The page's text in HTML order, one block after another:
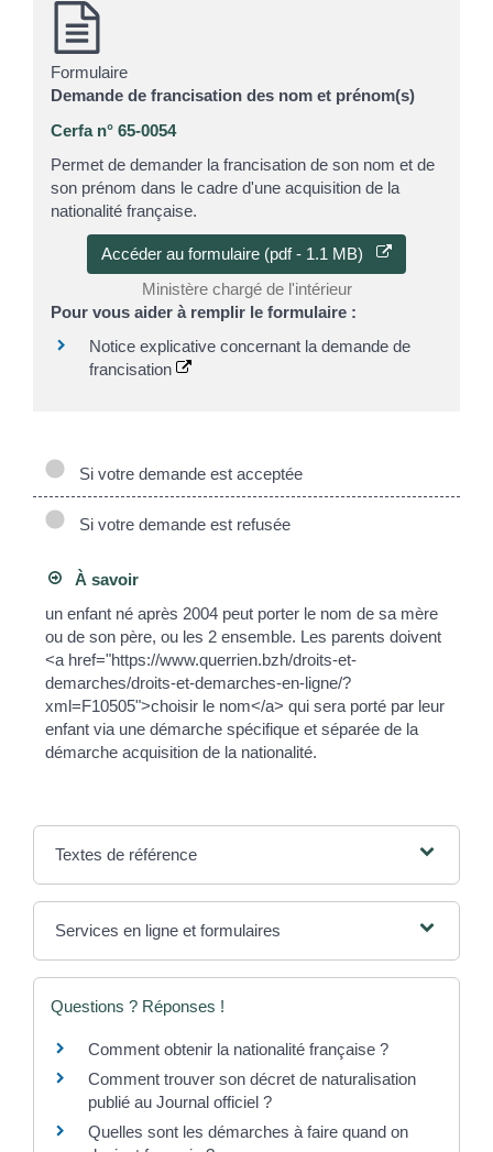
Formulaire
Demande de francisation des nom et prénom(s)
Cerfa n° 65-0054
Permet de demander la francisation de son nom et de
son prénom dans le cadre d'une acquisition de la
nationalité française.
Accéder au formulaire (pdf - 1.1 MB)
Ministère chargé de l'intérieur
Pour vous aider à remplir le formulaire :
Notice explicative concernant la demande de
francisation
Si votre demande est acceptée
Si votre demande est refusée
À savoir
un enfant né après 2004 peut porter le nom de sa mère
ou de son père, ou les 2 ensemble. Les parents doivent
<a href="https://www.querrien.bzh/droits-et-
demarches/droits-et-demarches-en-ligne/?
xml=F10505">choisir le nom</a> qui sera porté par leur
enfant via une démarche spécifique et séparée de la
démarche acquisition de la nationalité.
Textes de référence
Services en ligne et formulaires
Questions ? Réponses !
Comment obtenir la nationalité française ?
Comment trouver son décret de naturalisation
publié au Journal officiel ?
Quelles sont les démarches à faire quand on